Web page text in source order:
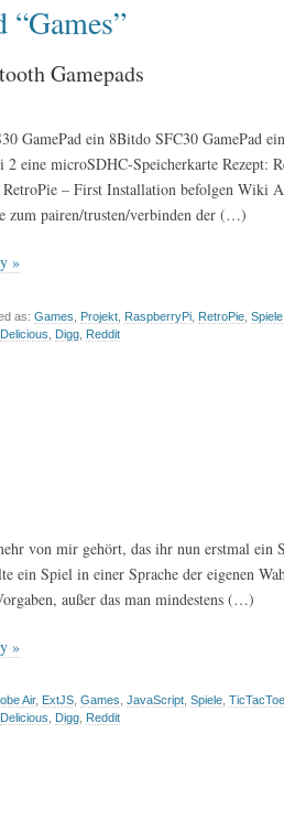
“Games”
Gamepads
GamePad ein 8Bitdo SFC30 GamePad
2 eine microSDHC-Speicherkarte Rezept:
RetroPie – First Installation befolgen Wiki
zum pairen/trusten/verbinden der (…)
»
as: Games Projekt RaspberryPi RetroPie Spiele
Delicious Digg Reddit
von mir gehört, das ihr nun erstmal ein
ein Spiel in einer Sprache der eigenen
außer das man mindestens (…)
»
Air, ExtJS Games JavaScript Spiele TicTacToe
Delicious Digg Reddit